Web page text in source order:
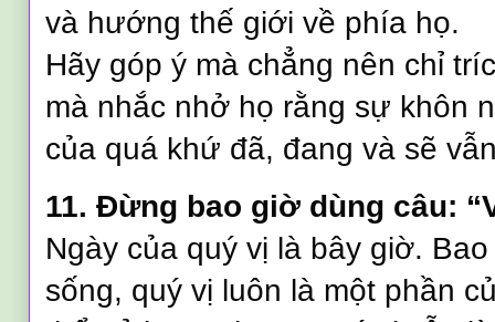
và hướng thế giới về phía họ.
Hãy góp ý mà chẳng nên chỉ
mà nhắc nhở họ rằng sự khôn
của quá khứ đã, đang và sẽ
11. Đừng bao giờ dùng câu:
Ngày của quý vị là bây giờ.
sống, quý vị luôn là một phần